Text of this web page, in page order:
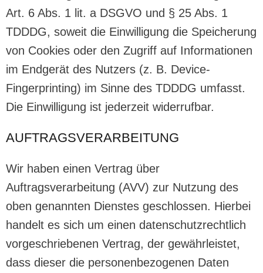
Art. 6 Abs. 1 lit. a DSGVO und § 25 Abs. 1
TDDDG, soweit die Einwilligung die Speicherung
von Cookies oder den Zugriff auf Informationen
im Endgerät des Nutzers (z. B. Device-
Fingerprinting) im Sinne des TDDDG umfasst.
Die Einwilligung ist jederzeit widerrufbar.
AUFTRAGSVERARBEITUNG
Wir haben einen Vertrag über
Auftragsverarbeitung (AVV) zur Nutzung des
oben genannten Dienstes geschlossen. Hierbei
handelt es sich um einen datenschutzrechtlich
vorgeschriebenen Vertrag, der gewährleistet,
dass dieser die personenbezogenen Daten